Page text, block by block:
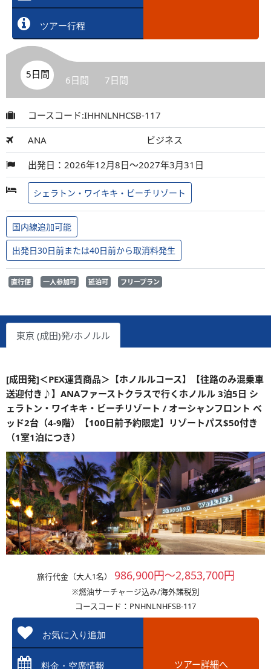
ツアー行程
5日間 6日間 7日間
コースコード:IHHNLNHCSB-117
ANA ビジネス
出発日：2026年12月8日～2027年3月31日
シェラトン・ワイキキ・ビーチリゾート
国内線追加可能
出発日30日前または40日前から取消料発生
直行便 一人参加可 延泊可 フリープラン
東京 (成田)発/ホノルル
[成田発]＜PEX運賃商品＞【ホノルルコース】【往路のみ混乗車
送迎付き♪】ANAファーストクラスで行くホノルル 3泊5日 シ
ェラトン・ワイキキ・ビーチリゾート / オーシャンフロント ベ
ッド2台（4-9階）【100日前予約限定】リゾートパス$50付き
（1室1泊につき）
旅行代金（大人1名） 986,900円～2,853,700円
※燃油サーチャージ込み/海外諸税別
コースコード：PNHNLNHFSB-117
お気に入り追加
料金・空席情報 ツアー詳細へ